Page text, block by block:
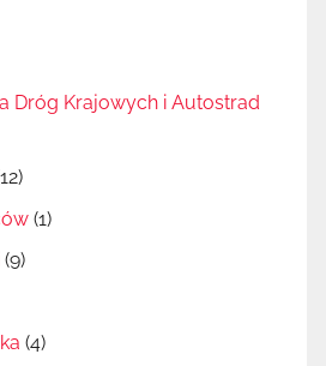
Dróg Krajowych i Autostrad
(1)
(9)
(4)